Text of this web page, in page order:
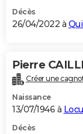
Décès
26/04/2022 à
Pierre
Créer une
Naissance
13/07/1946 à
Décès